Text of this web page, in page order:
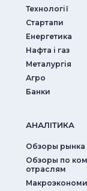
Технології
Стартапи
Енергетика
Нафта і газ
Металургія
Агро
Банки
АНАЛIТИКА
Обзоры рынка
Обзоры по
отраслям